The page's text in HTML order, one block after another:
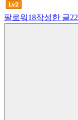
팔로워 18작성한 글22